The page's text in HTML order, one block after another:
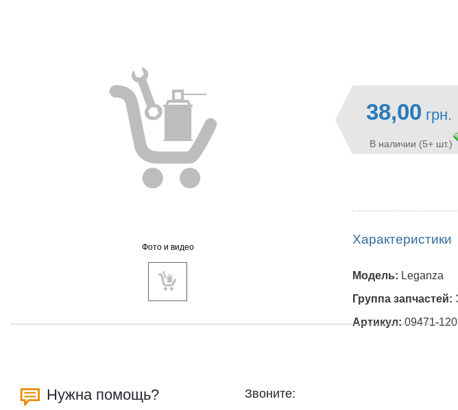
Фото и видео
38,00 грн.
В наличии (5+ шт.)
Характеристики
Модель: Leganza
Группа запчастей:
Артикул:09471-
Нужна помощь? Звоните: